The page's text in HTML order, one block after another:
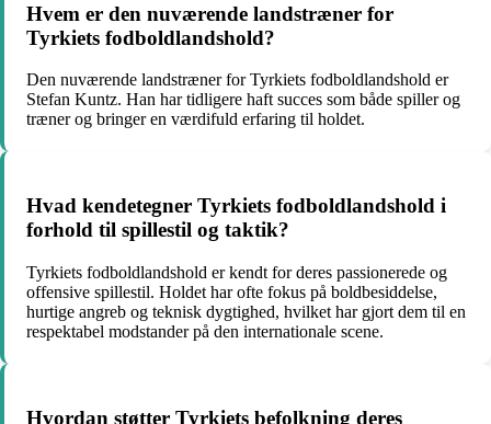
Hvem er den nuværende landstræner for
Tyrkiets fodboldlandshold?
Den nuværende landstræner for Tyrkiets fodboldlandshold er
Stefan Kuntz. Han har tidligere haft succes som både spiller og
træner og bringer en værdifuld erfaring til holdet.
Hvad kendetegner Tyrkiets fodboldlandshold i
forhold til spillestil og taktik?
Tyrkiets fodboldlandshold er kendt for deres passionerede og
offensive spillestil. Holdet har ofte fokus på boldbesiddelse,
hurtige angreb og teknisk dygtighed, hvilket har gjort dem til en
respektabel modstander på den internationale scene.
Hvordan støtter Tyrkiets befolkning deres